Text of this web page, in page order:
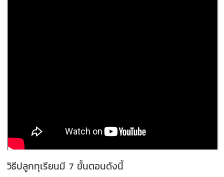
วิธีปลูกทุเรียนมี 7 ขั้นตอนดังนี้